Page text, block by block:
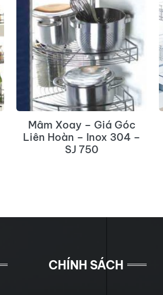
Mâm Xoay – Giá Góc
Liên Hoàn – Inox 304 –
SJ 750
CHÍNH SÁCH